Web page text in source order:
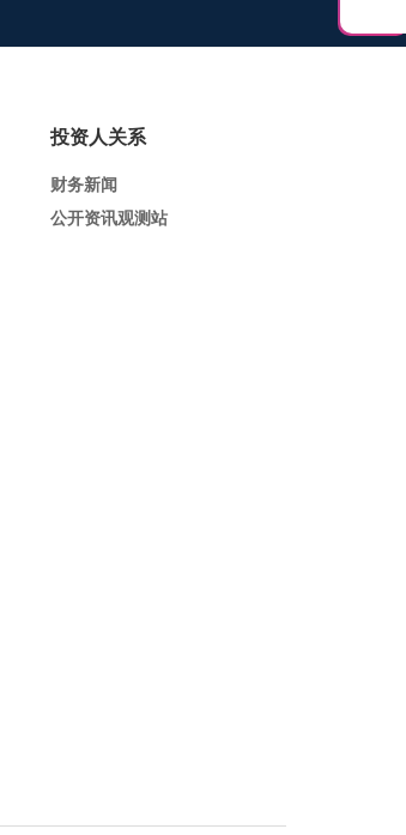
投资人关系
财务新闻
公开资讯观测站